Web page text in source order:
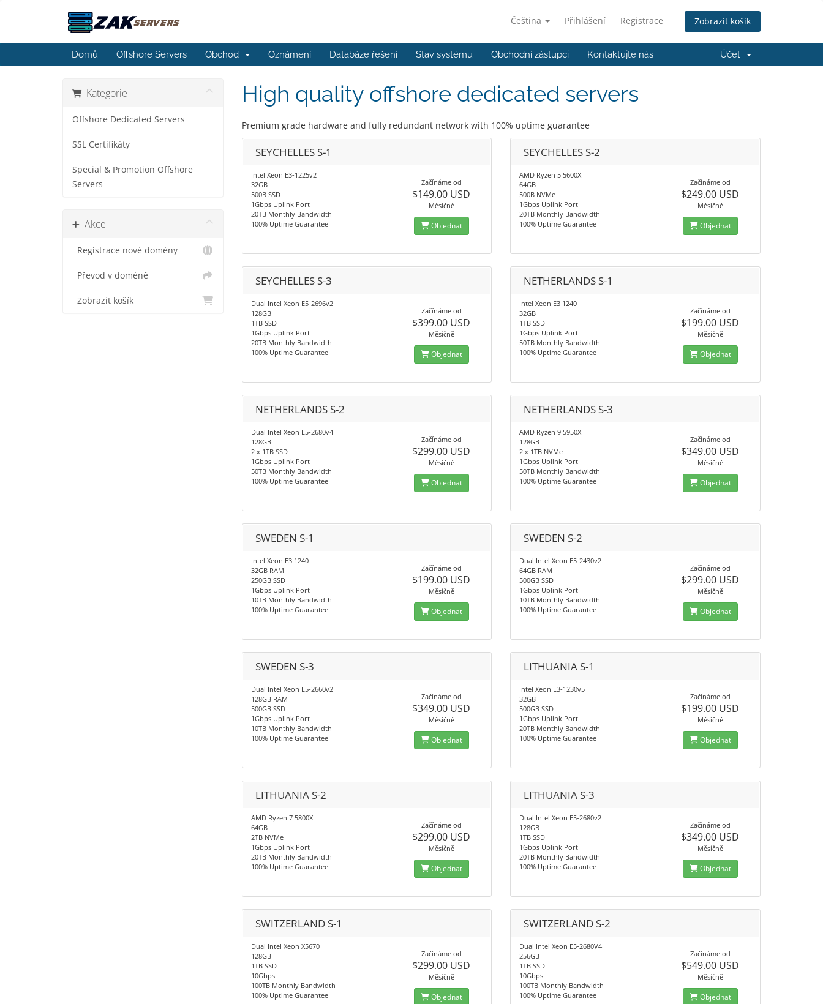
Čeština Přihlášení Registrace Zobrazit košík
Domů Offshore Servers Obchod Oznámení Databáze řešení Stav systému Obchodní zástupci Kontaktujte nás Účet
Kategorie
Offshore Dedicated Servers
SSL Certifikáty
Special & Promotion Offshore
Servers
Akce
Registrace nové domény
Převod v doméně
Zobrazit košík
High quality offshore dedicated servers
Premium grade hardware and fully redundant network with 100% uptime guarantee
SEYCHELLES S-1
Intel Xeon E3-1225v2
32GB
500B SSD
1Gbps Uplink Port
20TB Monthly Bandwidth
100% Uptime Guarantee
Začínáme od
$149.00 USD
Měsíčně
Objednat
SEYCHELLES S-2
AMD Ryzen 5 5600X
64GB
500B NVMe
1Gbps Uplink Port
20TB Monthly Bandwidth
100% Uptime Guarantee
Začínáme od
$249.00 USD
Měsíčně
Objednat
SEYCHELLES S-3
Dual Intel Xeon E5-2696v2
128GB
1TB SSD
1Gbps Uplink Port
20TB Monthly Bandwidth
100% Uptime Guarantee
Začínáme od
$399.00 USD
Měsíčně
Objednat
NETHERLANDS S-1
Intel Xeon E3 1240
32GB
1TB SSD
1Gbps Uplink Port
50TB Monthly Bandwidth
100% Uptime Guarantee
Začínáme od
$199.00 USD
Měsíčně
Objednat
NETHERLANDS S-2
Dual Intel Xeon E5-2680v4
128GB
2 x 1TB SSD
1Gbps Uplink Port
50TB Monthly Bandwidth
100% Uptime Guarantee
Začínáme od
$299.00 USD
Měsíčně
Objednat
NETHERLANDS S-3
AMD Ryzen 9 5950X
128GB
2 x 1TB NVMe
1Gbps Uplink Port
50TB Monthly Bandwidth
100% Uptime Guarantee
Začínáme od
$349.00 USD
Měsíčně
Objednat
SWEDEN S-1
Intel Xeon E3 1240
32GB RAM
250GB SSD
1Gbps Uplink Port
10TB Monthly Bandwidth
100% Uptime Guarantee
Začínáme od
$199.00 USD
Měsíčně
Objednat
SWEDEN S-2
Dual Intel Xeon E5-2430v2
64GB RAM
500GB SSD
1Gbps Uplink Port
10TB Monthly Bandwidth
100% Uptime Guarantee
Začínáme od
$299.00 USD
Měsíčně
Objednat
SWEDEN S-3
Dual Intel Xeon E5-2660v2
128GB RAM
500GB SSD
1Gbps Uplink Port
10TB Monthly Bandwidth
100% Uptime Guarantee
Začínáme od
$349.00 USD
Měsíčně
Objednat
LITHUANIA S-1
Intel Xeon E3-1230v5
32GB
500GB SSD
1Gbps Uplink Port
20TB Monthly Bandwidth
100% Uptime Guarantee
Začínáme od
$199.00 USD
Měsíčně
Objednat
LITHUANIA S-2
AMD Ryzen 7 5800X
64GB
2TB NVMe
1Gbps Uplink Port
20TB Monthly Bandwidth
100% Uptime Guarantee
Začínáme od
$299.00 USD
Měsíčně
Objednat
LITHUANIA S-3
Dual Intel Xeon E5-2680v2
128GB
1TB SSD
1Gbps Uplink Port
20TB Monthly Bandwidth
100% Uptime Guarantee
Začínáme od
$349.00 USD
Měsíčně
Objednat
SWITZERLAND S-1
Dual Intel Xeon X5670
128GB
1TB SSD
10Gbps
100TB Monthly Bandwidth
100% Uptime Guarantee
Začínáme od
$299.00 USD
Měsíčně
Objednat
SWITZERLAND S-2
Dual Intel Xeon E5-2680V4
256GB
1TB SSD
10Gbps
100TB Monthly Bandwidth
100% Uptime Guarantee
Začínáme od
$549.00 USD
Měsíčně
Objednat